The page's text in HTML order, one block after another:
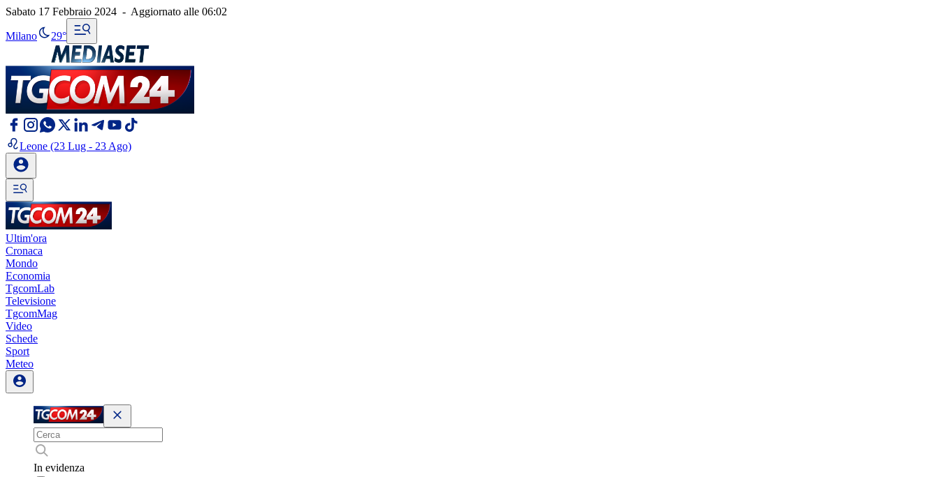
Sabato 17 Febbraio 2024 - Aggiornato alle 06:02
Milano 29°
Leone (23 Lug - 23 Ago)
Ultim'ora
Cronaca
Mondo
Economia
TgcomLab
Televisione
TgcomMag
Video
Schede
Sport
Meteo
In evidenza